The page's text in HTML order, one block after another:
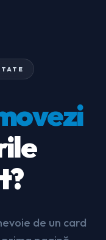
de un card